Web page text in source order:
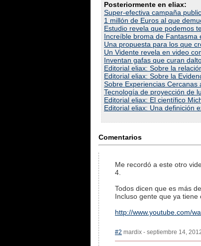
Posteriormente en eliax:
Super-efectiva campaña
1 millón de Euros al que
Estudio revela que podemos
Increíble broma de Fantasma
Una propuesta para los que
Un Vidente revela en video
Inventan gafas que curan
Editorial eliax: Sobre la
Editorial eliax: Sobre la
Sobre Experiencias
Tecnología de proyección de
Editorial eliax: El científico
Editorial eliax: Una definición
Comentarios
Me recordó a este otro
4.
Todos dicen que es más
Incluso gente que ya tiene
http://www.youtube.com/
#2 mardix - septiembre 14,